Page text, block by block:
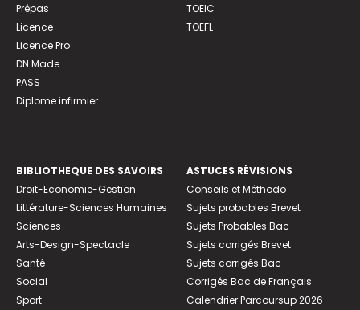
Prépas
Licence
Licence Pro
DN Made
PASS
Diplome infirmier
TOEIC
TOEFL
BIBLIOTHEQUE DES SAVOIRS
Droit-Economie-Gestion
Littérature-Sciences Humaines
Sciences
Arts-Design-Spectacle
Santé
Social
Sport
ASTUCES RÉVISIONS
Conseils et Méthodo
Sujets probables Brevet
Sujets Probables Bac
Sujets corrigés Brevet
Sujets corrigés Bac
Corrigés Bac de Français
Calendrier Parcoursup 2026